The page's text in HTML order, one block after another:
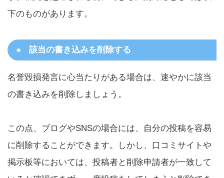
下のものがあります。
該当の書き込みを削除する
名誉毀損発言に心当たりがある場合は、速やかに該当
の書き込みを削除しましょう。
この点、ブログやSNSの場合には、自分の投稿を容易
に削除することができます。しかし、口コミサイトや
掲示板等においては、投稿者と削除申請者が一致して